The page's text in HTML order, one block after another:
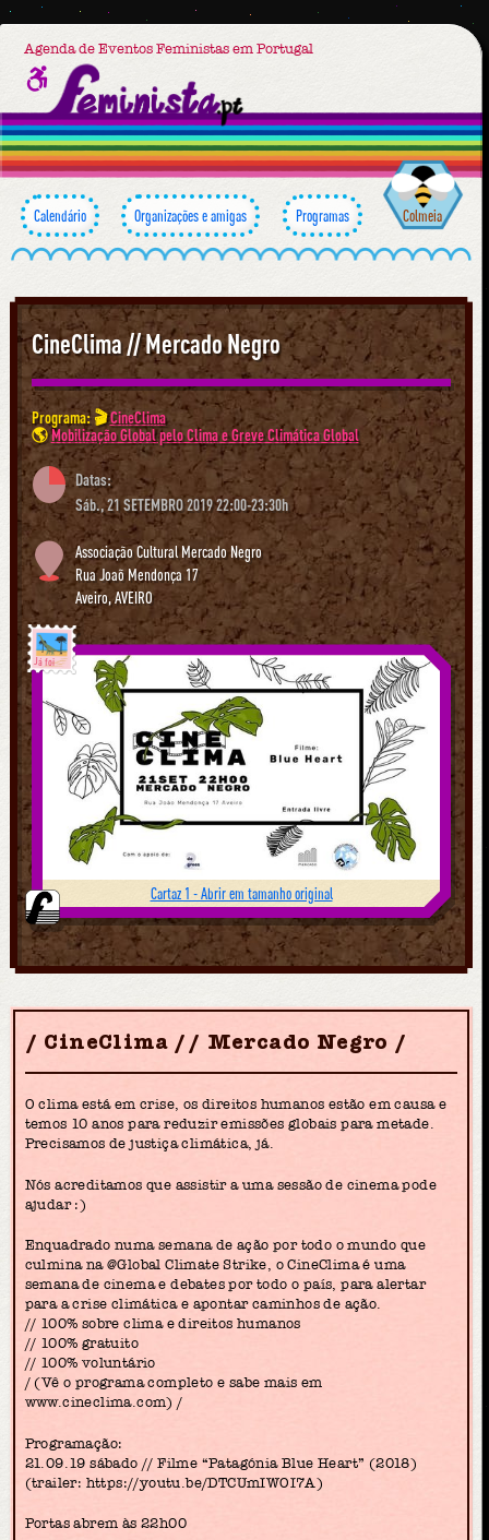
Agenda de Eventos Feministas em Portugal
Calendário Organizações e amigas Programas Colmeia
CineClima // Mercado Negro
Programa: 🎬CineClima
🌎Mobilização Global pelo Clima e Greve Climática Global
Datas:
Sáb., 21 SETEMBRO 2019 22:00-23:30h
Associação Cultural Mercado Negro
Rua Joaõ Mendonça 17
Aveiro,AVEIRO
Já foi
Cartaz 1 - Abrir em tamanho original
CineClima // Mercado Negro
O clima está em crise, os direitos humanos estão em causa e
temos 10 anos para reduzir emissões globais para metade.
Precisamos de justiça climática, já.
Nós acreditamos que assistir a uma sessão de cinema pode
ajudar :)
Enquadrado numa semana de ação por todo o mundo que
culmina na @Global Climate Strike, o CineClima é uma
semana de cinema e debates por todo o país, para alertar
para a crise climática e apontar caminhos de ação.
// 100% sobre clima e direitos humanos
// 100% gratuito
// 100% voluntário
/ (Vê o programa completo e sabe mais em
www.cineclima.com) /
Programação:
21.09.19 sábado // Filme “Patagónia Blue Heart” (2018)
(trailer: https://youtu.be/DTCUmIWOI7A)
Portas abrem às 22h00